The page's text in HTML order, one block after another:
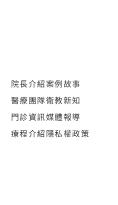
院長介紹
醫療團隊
門診資訊
療程介紹
案例故事
衛教新知
媒體報導
隱私權政策